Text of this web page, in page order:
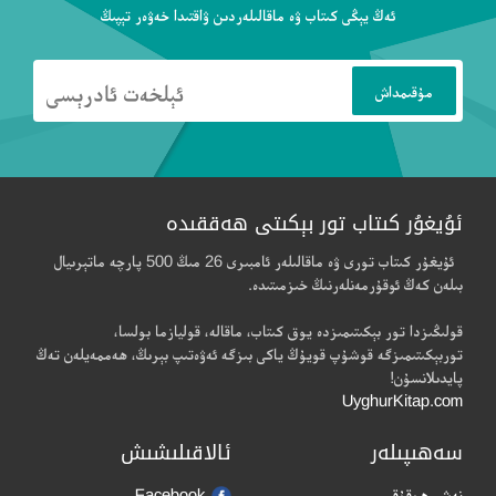
ئەڭ يېڭى كىتاب ۋە ماقالىلەردىن ۋاقتىدا خەۋەر تېپىڭ
ئۇيغۇر كىتاب تور بېكىتى ھەققىدە
ئۇيغۇر كىتاب تورى ۋە ماقالىلەر ئامبىرى 26 مىڭ 500 پارچە ماتېرىيال
بىلەن كەڭ ئوقۇرمەنلەرنىڭ خىزمىتىدە.
قولىڭىزدا تور بېكىتىمىزدە يوق كىتاب، ماقالە، قوليازما بولسا،
توربېكىتىمىزگە قوشۇپ قويۇڭ ياكى بىزگە ئەۋەتىپ بېرىڭ، ھەممەيلەن تەڭ
پايدىلانسۇن!
UyghurKitap.com
سەھىپىلەر ئالاقىلىشىش